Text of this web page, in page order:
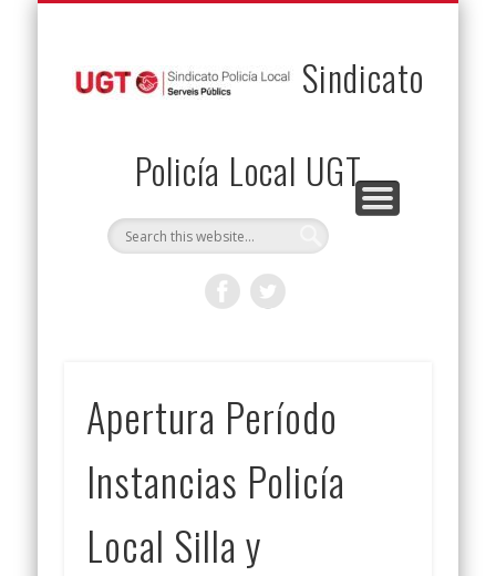
Sindicato
Policía Local UGT
Apertura Período
Instancias Policía
Local Silla y